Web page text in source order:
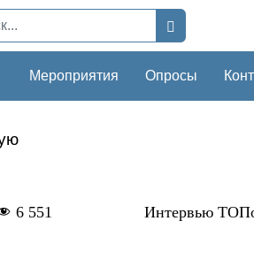
Мероприятия Опросы
6 551 Интервью